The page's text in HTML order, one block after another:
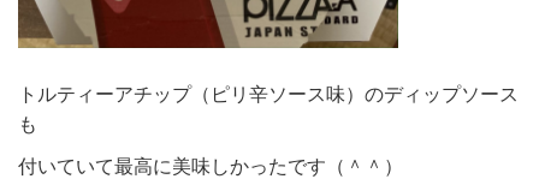
トルティーアチップ（ピリ辛ソース味）のディップソース
も
付いていて最高に美味しかったです（＾＾）